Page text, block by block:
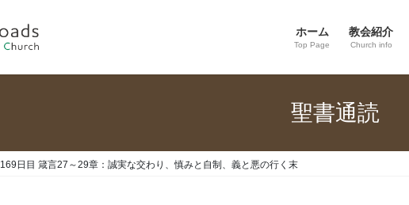
ホーム
Top Page
教会紹介
Church info
聖書通読
169日目 箴言27～29章：誠実な交わり、慎みと自制、義と悪の行く末